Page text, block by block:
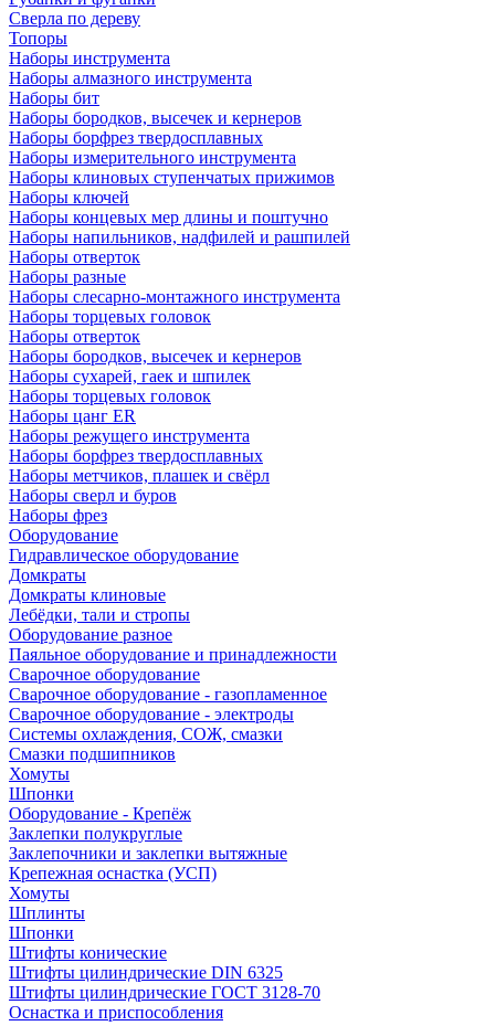
Сверла по дереву
Топоры
Наборы инструмента
Наборы алмазного инструмента
Наборы бит
Наборы бородков, высечек и кернеров
Наборы борфрез твердосплавных
Наборы измерительного инструмента
Наборы клиновых ступенчатых прижимов
Наборы ключей
Наборы концевых мер длины и поштучно
Наборы напильников, надфилей и рашпилей
Наборы отверток
Наборы разные
Наборы слесарно-монтажного инструмента
Наборы торцевых головок
Наборы отверток
Наборы бородков, высечек и кернеров
Наборы сухарей, гаек и шпилек
Наборы торцевых головок
Наборы цанг ER
Наборы режущего инструмента
Наборы борфрез твердосплавных
Наборы метчиков, плашек и свёрл
Наборы сверл и буров
Наборы фрез
Оборудование
Гидравлическое оборудование
Домкраты
Домкраты клиновые
Лебёдки, тали и стропы
Оборудование разное
Паяльное оборудование и принадлежности
Сварочное оборудование
Сварочное оборудование - газопламенное
Сварочное оборудование - электроды
Системы охлаждения, СОЖ, смазки
Смазки подшипников
Хомуты
Шпонки
Оборудование - Крепёж
Заклепки полукруглые
Заклепочники и заклепки вытяжные
Крепежная оснастка (УСП)
Хомуты
Шплинты
Шпонки
Штифты конические
Штифты цилиндрические DIN 6325
Штифты цилиндрические ГОСТ 3128-70
Оснастка и приспособления